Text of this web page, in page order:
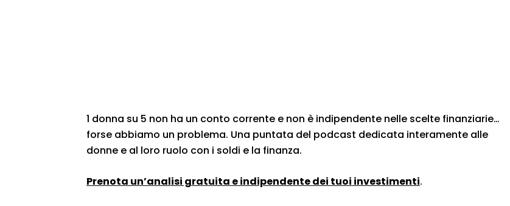
1 donna su 5 non ha un conto corrente e non è indipendente nelle scelte finanziarie…
forse abbiamo un problema. Una puntata del podcast dedicata interamente alle
donne e al loro ruolo con i soldi e la finanza.
Prenota un’analisi gratuita e indipendente dei tuoi investimenti.